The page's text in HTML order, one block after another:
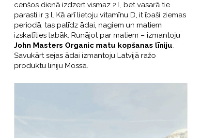
cenšos dienā izdzert vismaz 2 l, bet vasarā tie
parasti ir 3 l. Kā arī lietoju vitamīnu D, it īpaši ziemas
periodā, tas palīdz ādai, nagiem un matiem
izskatīties labāk. Runājot par matiem – izmantoju
John Masters Organic matu kopšanas līniju.
Savukārt sejas ādai izmantoju Latvijā ražo
produktu līniju Mossa.